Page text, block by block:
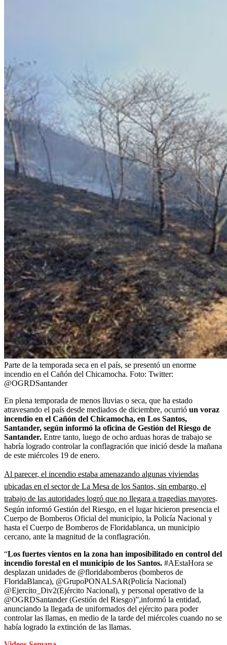
Parte de la temporada seca en el país, se presentó un enorme
incendio en el Cañón del Chicamocha. Foto: Twitter:
@OGRDSantander
En plena temporada de menos lluvias o seca, que ha estado
atravesando el país desde mediados de diciembre, ocurrió un voraz
incendio en el Cañón del Chicamocha, en Los Santos,
Santander, según informó la oficina de Gestión del Riesgo de
Santander. Entre tanto, luego de ocho arduas horas de trabajo se
habría logrado controlar la conflagración que inició desde la mañana
de este miércoles 19 de enero.
Al parecer, el incendio estaba amenazando algunas viviendas
ubicadas en el sector de La Mesa de los Santos, sin embargo, el
trabajo de las autoridades logró que no llegara a tragedias mayores.
Según informó Gestión del Riesgo, en el lugar hicieron presencia el
Cuerpo de Bomberos Oficial del municipio, la Policía Nacional y
hasta el Cuerpo de Bomberos de Floridablanca, un municipio
cercano, ante la magnitud de la conflagración.
“Los fuertes vientos en la zona han imposibilitado en control del
incendio forestal en el municipio de los Santos. #AEstaHora se
desplazan unidades de @floridabomberos (bomberos de
FloridaBlanca), @GrupoPONALSAR(Policía Nacional)
@Ejercito_Div2(Ejército Nacional), y personal operativo de la
@OGRDSantander (Gestión del Riesgo)”,informó la entidad,
anunciando la llegada de uniformados del ejército para poder
controlar las llamas, en medio de la tarde del miércoles cuando no se
había logrado la extinción de las llamas.